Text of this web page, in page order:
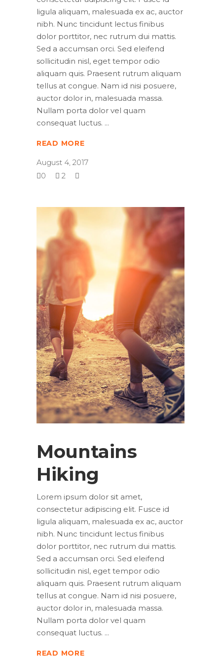
ligula aliquam, malesuada ex ac, auctor
nibh. Nunc tincidunt lectus finibus
dolor porttitor, nec rutrum dui mattis.
Sed a accumsan orci. Sed eleifend
sollicitudin nisl, eget tempor odio
aliquam quis. Praesent rutrum aliquam
tellus at congue. Nam id nisi posuere,
auctor dolor in, malesuada massa.
Nullam porta dolor vel quam
consequat luctus.
READ MORE
August 4, 2017
0
2
Mountains
Hiking
Lorem ipsum dolor sit amet,
consectetur adipiscing elit. Fusce id
ligula aliquam, malesuada ex ac, auctor
nibh. Nunc tincidunt lectus finibus
dolor porttitor, nec rutrum dui mattis.
Sed a accumsan orci. Sed eleifend
sollicitudin nisl, eget tempor odio
aliquam quis. Praesent rutrum aliquam
tellus at congue. Nam id nisi posuere,
auctor dolor in, malesuada massa.
Nullam porta dolor vel quam
consequat luctus.
READ MORE